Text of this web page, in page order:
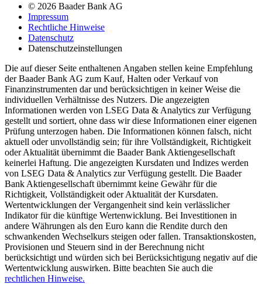
© 2026 Baader Bank AG
Impressum
Rechtliche Hinweise
Datenschutz
Datenschutzeinstellungen
Die auf dieser Seite enthaltenen Angaben stellen keine Empfehlung
der Baader Bank AG zum Kauf, Halten oder Verkauf von
Finanzinstrumenten dar und berücksichtigen in keiner Weise die
individuellen Verhältnisse des Nutzers. Die angezeigten
Informationen werden von LSEG Data & Analytics zur Verfügung
gestellt und sortiert, ohne dass wir diese Informationen einer eigenen
Prüfung unterzogen haben. Die Informationen können falsch, nicht
aktuell oder unvollständig sein; für ihre Vollständigkeit, Richtigkeit
oder Aktualität übernimmt die Baader Bank Aktiengesellschaft
keinerlei Haftung. Die angezeigten Kursdaten und Indizes werden
von LSEG Data & Analytics zur Verfügung gestellt. Die Baader
Bank Aktiengesellschaft übernimmt keine Gewähr für die
Richtigkeit, Vollständigkeit oder Aktualität der Kursdaten.
Wertentwicklungen der Vergangenheit sind kein verlässlicher
Indikator für die künftige Wertenwicklung. Bei Investitionen in
andere Währungen als den Euro kann die Rendite durch den
schwankenden Wechselkurs steigen oder fallen. Transaktionskosten,
Provisionen und Steuern sind in der Berechnung nicht
berücksichtigt und würden sich bei Berücksichtigung negativ auf die
Wertentwicklung auswirken. Bitte beachten Sie auch die
rechtlichen Hinweise.